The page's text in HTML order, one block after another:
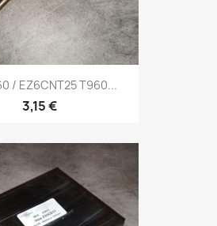
/ EZ6CNT25 T960...
3,15 €